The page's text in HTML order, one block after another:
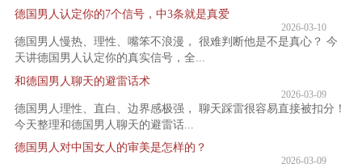
德国男人认定你的7个信号，中3条就是真爱
2026-03-10
德国男人慢热、理性、嘴笨不浪漫， 很难判断他是不是真心？ 今
天讲德国男人认定你的真实信号，全...
和德国男人聊天的避雷话术
2026-03-09
德国男人理性、直白、边界感极强， 聊天踩雷很容易直接被扣分！
今天整理和德国男人聊天的避雷话...
德国男人对中国女人的审美是怎样的？
2026-03-09